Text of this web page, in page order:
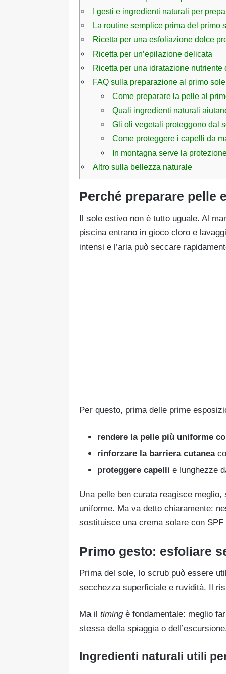
I gesti e ingredienti naturali per
La routine semplice prima del primo
Ricetta per una esfoliazione dolce
Ricetta per un’epilazione delicata
Ricetta per una idratazione nutriente
FAQ sulla preparazione al primo sole
Come preparare la pelle al
Quali ingredienti naturali
Gli oli vegetali proteggono dal
Come proteggere i capelli da
In montagna serve la
Altro sulla bellezza naturale
Perché preparare pelle
Il sole estivo non è tutto uguale. Al
piscina entrano in gioco cloro e
intensi e l’aria può seccare
Per questo, prima delle prime
rendere la pelle più uniforme
rinforzare la barriera cutanea
proteggere capelli e lunghezze
Una pelle ben curata reagisce
uniforme. Ma va detto chiaramente:
sostituisce una crema solare con SPF
Primo gesto: esfoliare
Prima del sole, lo scrub può essere
secchezza superficiale e ruvidità. Il
Ma il timingè fondamentale: meglio
stessa della spiaggia o
Ingredienti naturali utili